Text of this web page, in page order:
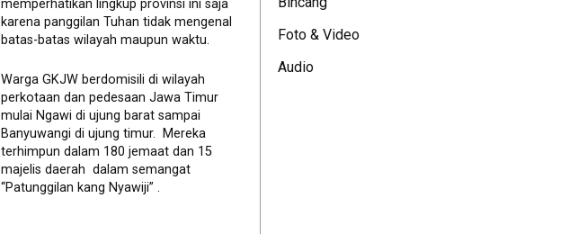
memperhatikan lingkup provinsi ini saja
karena panggilan Tuhan tidak mengenal
batas-batas wilayah maupun waktu.
Warga GKJW berdomisili di wilayah
perkotaan dan pedesaan Jawa Timur
mulai Ngawi di ujung barat sampai
Banyuwangi di ujung timur. Mereka
terhimpun dalam 180 jemaat dan 15
majelis daerah dalam semangat
“Patunggilan kang Nyawiji” .
Foto & Video
Audio